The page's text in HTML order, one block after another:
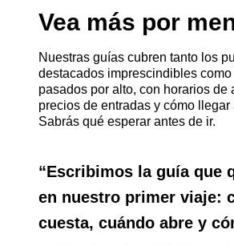
Vea más por
Nuestras guías cubren tanto los
destacados imprescindibles
pasados por alto, con horarios de
precios de entradas y cómo llegar
Sabrás qué esperar antes de ir.
“Escribimos la guía que
en nuestro primer viaje:
cuesta, cuándo abre y